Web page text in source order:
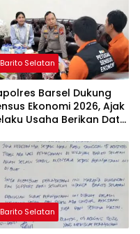
Barito Selatan
Barsel Dukung
Ekonomi 2026, Ajak
Usaha Berikan Data
Barito Selatan